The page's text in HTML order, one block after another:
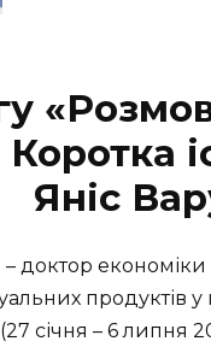
Яніс
– доктор
продуктів
(27 січня – 6 липня